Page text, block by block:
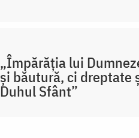
„Împărăția lui
și băutură, ci dreptate
Duhul Sfânt”